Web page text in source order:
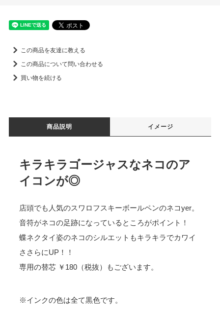
この商品を友達に教える
この商品について問い合わせる
買い物を続ける
商品説明 イメージ
キラキラゴージャスなネコのア
イコンが◎
店頭でも人気のスワロフスキーボールペンのネコyer。
音符がネコの足跡になっているところがポイント！
蝶ネクタイ姿のネコのシルエットもキラキラでカワイ
ささらにUP！！
専用の替芯 ￥180（税抜）もございます。
※インクの色は全て黒色です。